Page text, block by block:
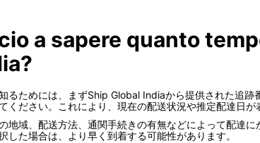
a sapere quanto
るためには、まずShip Global Indiaから提供された追
ください。これにより、現在の配送状況や推定配達日が
地域、配送方法、通関手続きの有無などによって配達
した場合は、より早く到着する可能性があります。